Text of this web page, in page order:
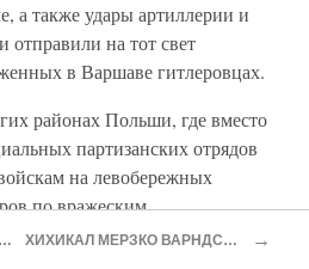
а также удары артиллерии и
на тот свет
в Варшаве гитлеровцах.
районах Польши, где вместо
партизанских отрядов
на левобережных
по вражеским
приказал им прорываться
АЛЫЕ МАКИ И ПАНСКИЕ ВРАКИ ХИХИКАЛ МЕРЗКО ВАРНДСКИЙ ЛЕС →